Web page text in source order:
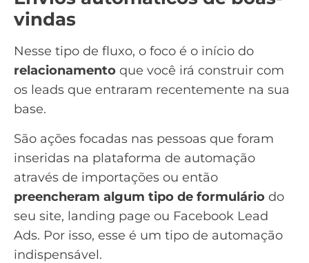
vindas
Nesse tipo de fluxo, o foco é o início do
relacionamento que você irá construir com
os leads que entraram recentemente na sua
base.
São ações focadas nas pessoas que foram
inseridas na plataforma de automação
através de importações ou então
preencheram algum tipo de formulário do
seu site, landing page ou Facebook Lead
Ads. Por isso, esse é um tipo de automação
indispensável.